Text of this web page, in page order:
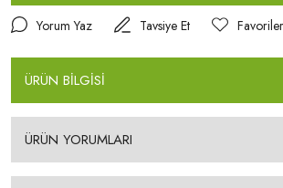
Yorum Yaz Tavsiye Et
ÜRÜN BİLGİSİ
ÜRÜN YORUMLARI